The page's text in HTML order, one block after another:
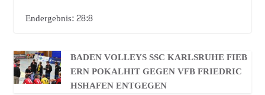
Endergebnis: 28:8
BADEN VOLLEYS SSC KARLSRUHE FIEB
ERN POKALHIT GEGEN VFB FRIEDRIC
HSHAFEN ENTGEGEN